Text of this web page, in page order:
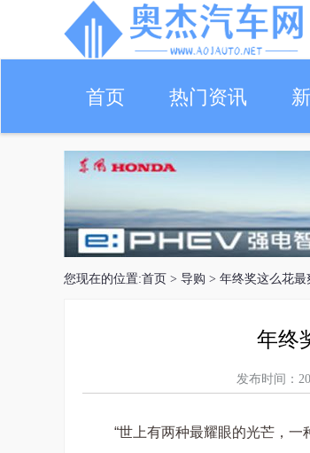
首页 热门资讯
您现在的位置:首页 > 导购 > 年终奖这么花
年终
发布时间：
“世上有两种最耀眼的光芒，